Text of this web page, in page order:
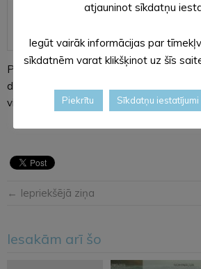
VID
Plašāka informācija par VID klientu
darba laiku un VID Konsultatīvo tālruni
vietnes sadaļā „Kontakti”.
← Iepriekšējā ziņa
Iesakām arī šo
atjauninot sīkdatņu
Iegūt vairāk informācijas par
sīkdatnēm varat klikšķinot uz šīs
Piekrītu Sīkdatņu iestatījumi